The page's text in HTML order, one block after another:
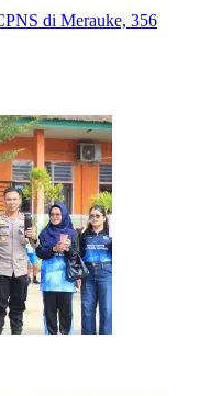
di Merauke, 356